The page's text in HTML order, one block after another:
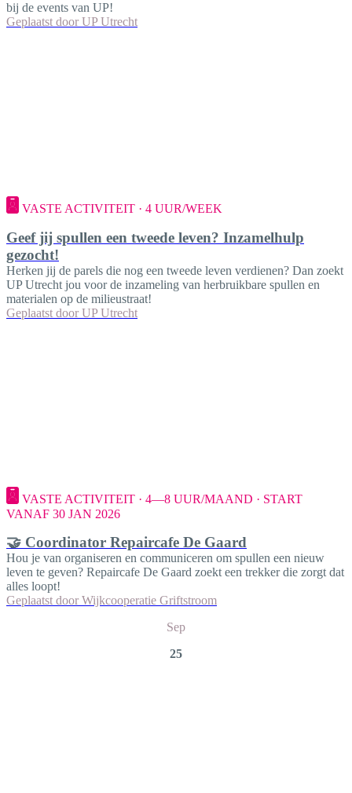
bij de events van UP!
Geplaatst door UP Utrecht
VASTE ACTIVITEIT · 4 UUR/WEEK
Geef jij spullen een tweede leven? Inzamelhulp
gezocht!
Herken jij de parels die nog een tweede leven verdienen? Dan zoekt
UP Utrecht jou voor de inzameling van herbruikbare spullen en
materialen op de milieustraat!
Geplaatst door UP Utrecht
VASTE ACTIVITEIT · 4—8 UUR/MAAND · START
VANAF 30 JAN 2026
🤝 Coordinator Repaircafe De Gaard
Hou je van organiseren en communiceren om spullen een nieuw
leven te geven? Repaircafe De Gaard zoekt een trekker die zorgt dat
alles loopt!
Geplaatst door Wijkcooperatie Griftstroom
Sep
25